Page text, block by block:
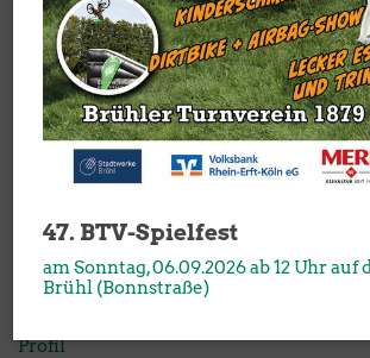
Aufgaben
Persönliche und telefonische Beratung von
Mitgliedern/Interessierten
Datenmäßige Erfassung von
Kassieren von Buchungsgebühren für die
Badminton- und Squashplätze
Profil
47. BTV-Spielfest
am Sonntag, 06.09.2026 ab 12 Uhr auf
Brühl (Bonnstraße)